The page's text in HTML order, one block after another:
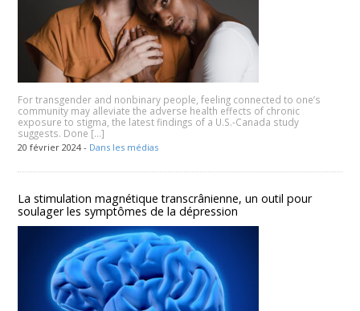
For transgender and nonbinary people, feeling connected to one’s
community may alleviate the adverse health effects of chronic
exposure to stigma, the latest findings of a U.S.-Canada study
suggests. Done […]
20 février 2024 - Dans les médias
La stimulation magnétique transcrânienne, un outil pour
soulager les symptômes de la dépression